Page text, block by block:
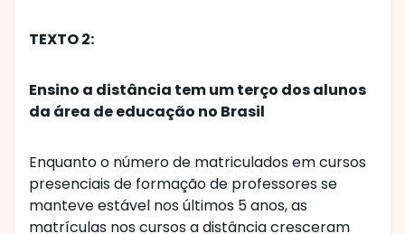
TEXTO 2:
Ensino a distância tem um terço dos alunos
da área de educação no Brasil
Enquanto o número de matriculados em cursos
presenciais de formação de professores se
manteve estável nos últimos 5 anos, as
matrículas nos cursos a distância cresceram